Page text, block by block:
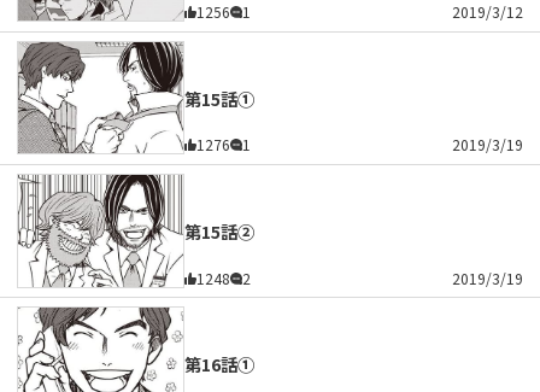
1256 1 2019/3/12
第15話①
1276 1 2019/3/19
第15話②
1248 2 2019/3/19
第16話①